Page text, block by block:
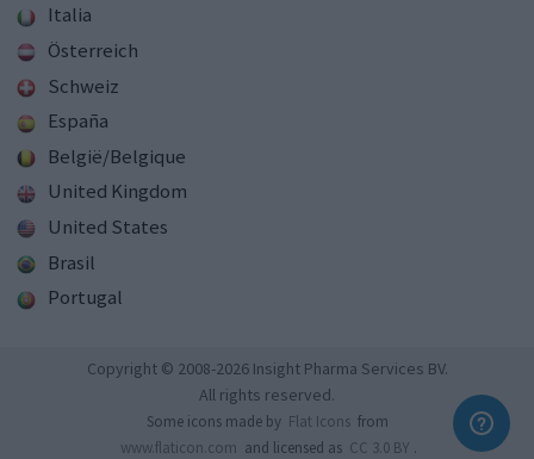
Italia
Österreich
Schweiz
España
België/Belgique
United Kingdom
United States
Brasil
Portugal
Copyright © 2008-2026 Insight Pharma Services BV.
All rights reserved.
Some icons made by Flat Icons from
www.flaticon.com and licensed as CC 3.0 BY .